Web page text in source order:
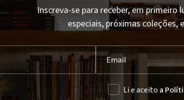
Inscreva-se para receber, em primeiro
especiais, próximas coleções,
Li e aceito a